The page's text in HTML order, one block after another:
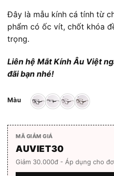
Đây là mẫu kính cá tính từ
phẩm có ốc vít, chốt khóa
trọng.
Liên hệ Mắt Kính Âu Việt
đãi bạn nhé!
Màu
MÃ GIẢM GIÁ
AUVIET30
Giảm 30.000đ - Áp dụng cho